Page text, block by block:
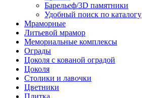
Барельеф/3D памятники
Удобный поиск по каталогу
Мраморные
Литьевой мрамор
Мемориальные комплексы
Ограды
Цоколя с кованой оградой
Цоколя
Столики и лавочки
Цветники